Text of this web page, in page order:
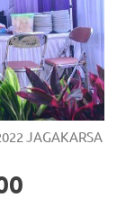
JAGAKARSA